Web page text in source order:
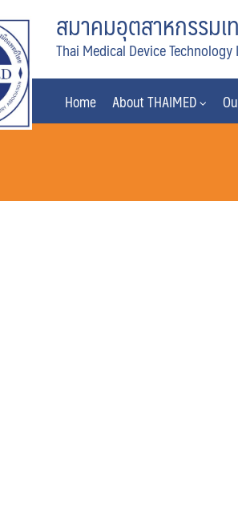
สมาคมอุตสาหกรรมเ
Thai Medical Device
Home About THAIMED